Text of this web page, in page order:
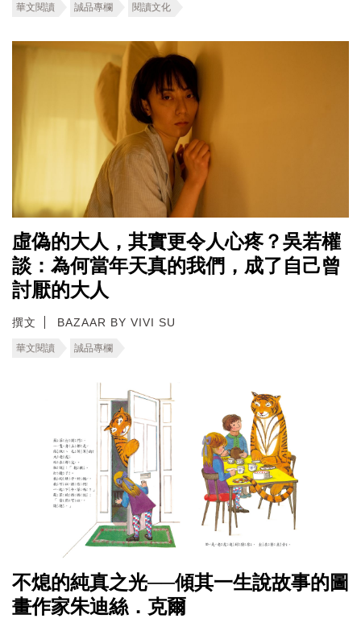
華文閱讀 誠品專欄 閱讀文化
虛偽的大人，其實更令人心疼？吳若權
談：為何當年天真的我們，成了自己曾
討厭的大人
撰文 BAZAAR BY VIVI SU
華文閱讀 誠品專欄
不熄的純真之光──傾其一生說故事的圖
畫作家朱迪絲．克爾